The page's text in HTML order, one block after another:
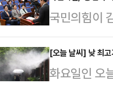
했다.경찰은
술을 했고, …
면 지난달(6
▲네이버 ▲
으로 한화에
높았다. 한
국민의힘이
언석 원내대
가운데, 김
다. 김용태
[오늘 날씨] 낮 최
화요일인 오